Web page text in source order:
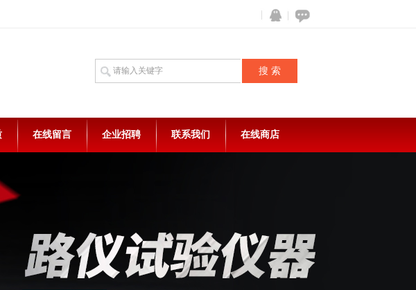
在线留言 企业招聘 联系我们 在线商店